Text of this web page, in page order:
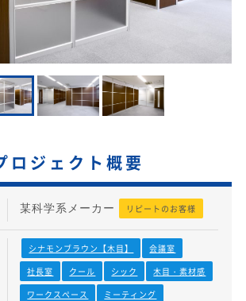
ロジェクト概要
某科学系メーカー リピートのお客様
シナモンブラウン【木目】
会議室
社長室
クール シック
木目・素材感
ワークスペース
ミーティング